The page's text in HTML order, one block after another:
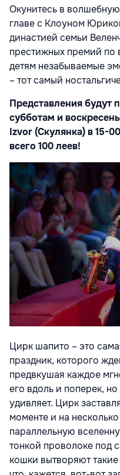
Окунитесь в
главе с Клоуном
династией семьи
престижных премий по
детям незабываемые
– тот самый
Представления будут
субботам и
Izvor (Скулянка) в 15-
всего 100 леев!
Цирк шапито – это
праздник, которого
предвкушая каждое
его вдоль и поперек,
удивляет. Цирк
моменте и на
параллельную
тонкой проволоке под
кошки вытворяют